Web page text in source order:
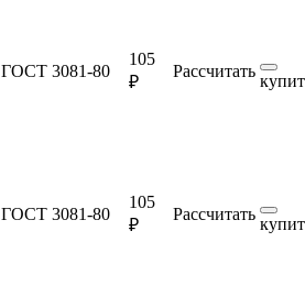
ГОСТ 3081-80
105
₽
Рассчитать
ГОСТ 3081-80
105
₽
Рассчитать